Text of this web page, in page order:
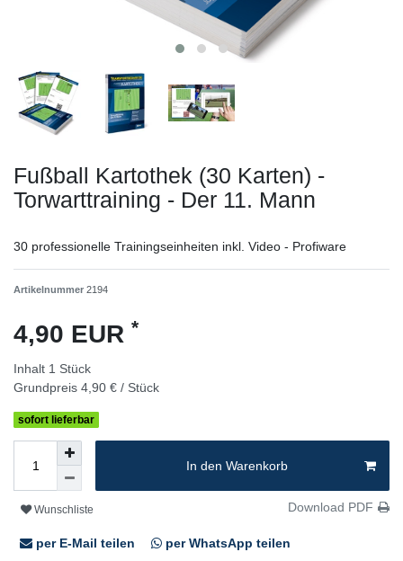
Fußball Kartothek (30 Karten) -
Torwarttraining - Der 11. Mann
30 professionelle Trainingseinheiten inkl. Video - Profiware
Artikelnummer 2194
4,90 EUR *
Inhalt 1 Stück
Grundpreis 4,90 € / Stück
sofort lieferbar
In den Warenkorb
Wunschliste Download PDF
per E-Mail teilen per WhatsApp teilen